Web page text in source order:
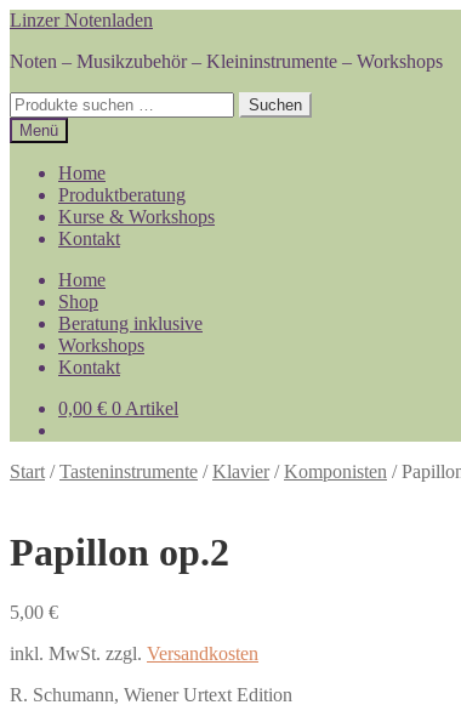
Zur
springen
Zum
springen
Linzer Notenladen
Noten – Musikzubehör – Kleininstrumente – Workshops
Suchen
nach:
Suchen
Menü
Home
Produktberatung
Kurse & Workshops
Kontakt
Home
Shop
Beratung inklusive
Workshops
Kontakt
0,00 € 0 Artikel
Start /Tasteninstrumente /Klavier/Komponisten /
Papillon op.2
5,00 €
inkl. MwSt. zzgl. Versandkosten
R. Schumann, Wiener Urtext Edition